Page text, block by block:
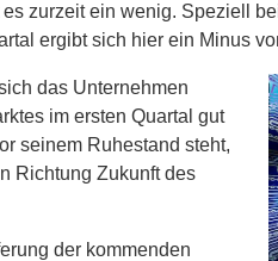
zurzeit ein wenig. Speziell
ergibt sich hier ein Minus
das Unternehmen
im ersten Quartal gut
seinem Ruhestand steht,
Richtung Zukunft des
der kommenden